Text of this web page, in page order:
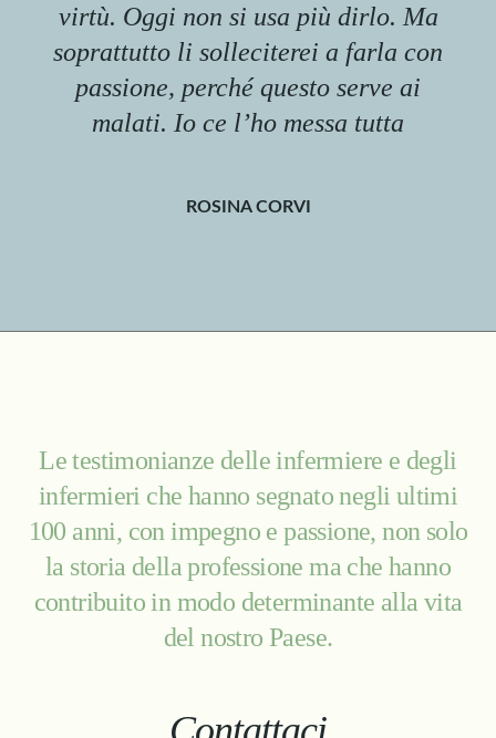
virtù. Oggi non si usa più dirlo. Ma
soprattutto li solleciterei a farla con
passione, perché questo serve ai
malati. Io ce l’ho messa tutta
ROSINA CORVI
Le testimonianze delle infermiere e degli
infermieri che hanno segnato negli ultimi
100 anni, con impegno e passione, non solo
la storia della professione ma che hanno
contribuito in modo determinante alla vita
del nostro Paese.